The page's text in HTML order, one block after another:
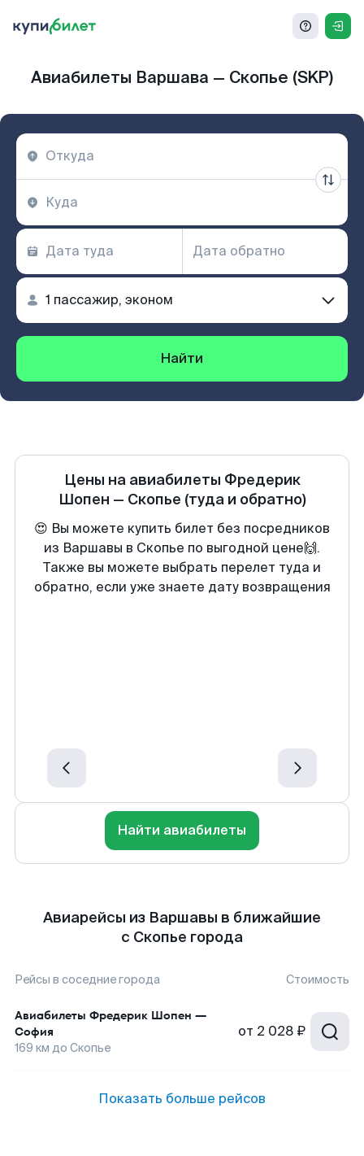
Авиабилеты Варшава — Скопье (SKP)
Найти
Цены на авиабилеты Фредерик
Шопен — Скопье (туда и обратно)
😍 Вы можете купить билет без посредников
из Варшавы в Скопье по выгодной цене🙌.
Также вы можете выбрать перелет туда и
обратно, если уже знаете дату возвращения
Найти авиабилеты
Авиарейсы из Варшавы в ближайшие
с Скопье города
Рейсы в соседние города Стоимость
Авиабилеты Фредерик Шопен —
София
169 км до Скопье
от 2 028 ₽
Показать больше рейсов